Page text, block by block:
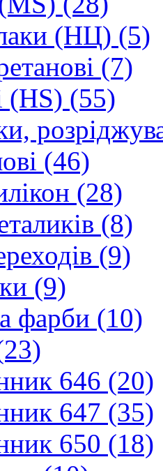
(НЦ) (5)
(7)
(HS) (55)
(46)
(28)
(8)
(9)
(9)
фарби (10)
646 (20)
647 (35)
650 (18)